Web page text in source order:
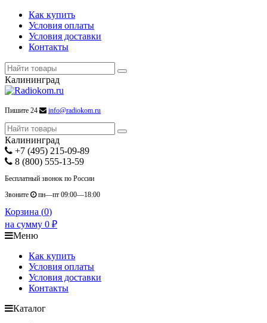
Как купить
Условия оплаты
Условия доставки
Контакты
Калининград
Пишите 24 info@radiokom.ru
Калининград
+7 (495) 215-09-89
8 (800) 555-13-59
Бесплатный звонок по России
Звоните
пн—пт 09:00—18:00
Корзина (0)
на сумму 0 ₽
Меню
Как купить
Условия оплаты
Условия доставки
Контакты
Каталог